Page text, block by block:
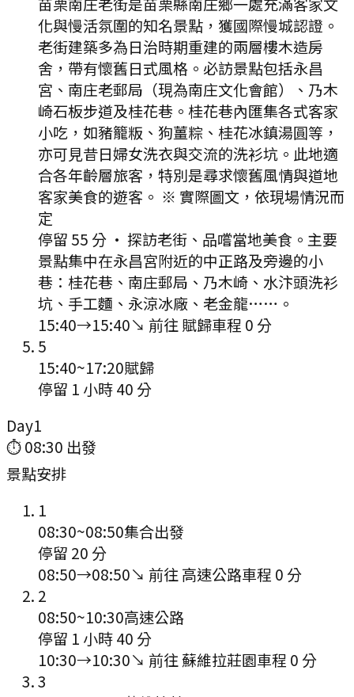
化與慢活氛圍的知名景點，獲國際慢城認證。
老街建築多為日治時期重建的兩層樓木造房
舍，帶有懷舊日式風格。必訪景點包括永昌
宮、南庄老郵局（現為南庄文化會館）、乃木
崎石板步道及桂花巷。桂花巷內匯集各式客家
小吃，如豬籠粄、狗薑粽、桂花冰鎮湯圓等，
亦可見昔日婦女洗衣與交流的洗衫坑。此地適
合各年齡層旅客，特別是尋求懷舊風情與道地
客家美食的遊客。 ※ 實際圖文，依現場情況而
定
停留 55 分 · 探訪老街、品嚐當地美食。主要
景點集中在永昌宮附近的中正路及旁邊的小
巷：桂花巷、南庄郵局、乃木崎、水汴頭洗衫
坑、手工麵、永涼冰廠、老金龍……。
15:40→15:40↘ 前往 賦歸車程 0 分
5
15:40~17:20賦歸
停留 1 小時 40 分
Day1
⏱08:30 出發
景點安排
1
08:30~08:50集合出發
停留 20 分
08:50→08:50↘ 前往 高速公路車程 0 分
2
08:50~10:30高速公路
停留 1 小時 40 分
10:30→10:30↘ 前往蘇維拉莊園車程 0 分
3